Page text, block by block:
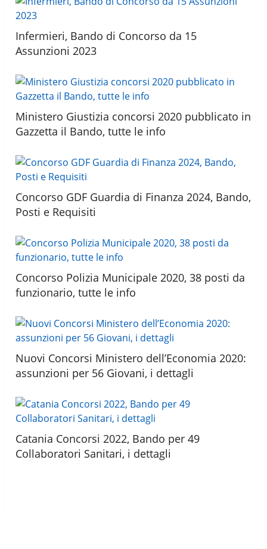
Infermieri, Bando di Concorso da 15
Assunzioni 2023
Ministero Giustizia concorsi 2020 pubblicato in
Gazzetta il Bando, tutte le info
Concorso GDF Guardia di Finanza 2024, Bando,
Posti e Requisiti
Concorso Polizia Municipale 2020, 38 posti da
funzionario, tutte le info
Nuovi Concorsi Ministero dell’Economia 2020:
assunzioni per 56 Giovani, i dettagli
Catania Concorsi 2022, Bando per 49
Collaboratori Sanitari, i dettagli